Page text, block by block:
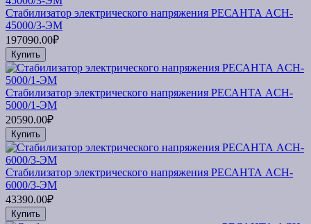
Стабилизатор электрического напряжения РЕСАНТА ACH-
45000/3-ЭМ
197090.00₽
Купить
Стабилизатор электрического напряжения РЕСАНТА ACH-
5000/1-ЭМ
20590.00₽
Купить
Стабилизатор электрического напряжения РЕСАНТА ACH-
6000/3-ЭМ
43390.00₽
Купить